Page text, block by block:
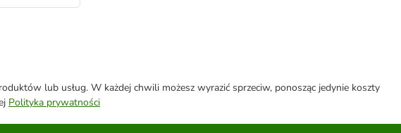
lub usług. W każdej chwili możesz wyrazić sprzeciw, ponosząc jedynie koszty
Polityka prywatności